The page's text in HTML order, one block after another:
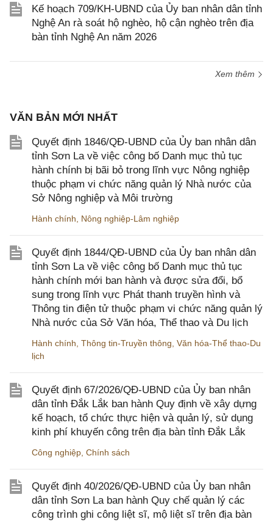
Kế hoạch 709/KH-UBND của Ủy ban nhân dân tỉnh
Nghệ An rà soát hộ nghèo, hộ cận nghèo trên địa
bàn tỉnh Nghệ An năm 2026
Xem thêm
VĂN BẢN MỚI NHẤT
Quyết định 1846/QĐ-UBND của Ủy ban nhân dân
tỉnh Sơn La về việc công bố Danh mục thủ tục
hành chính bị bãi bỏ trong lĩnh vực Nông nghiệp
thuộc phạm vi chức năng quản lý Nhà nước của
Sở Nông nghiệp và Môi trường
Hành chính Nông nghiệp-Lâm nghiệp
Quyết định 1844/QĐ-UBND của Ủy ban nhân dân
tỉnh Sơn La về việc công bố Danh mục thủ tục
hành chính mới ban hành và được sửa đổi, bổ
sung trong lĩnh vực Phát thanh truyền hình và
Thông tin điện tử thuộc phạm vi chức năng quản lý
Nhà nước của Sở Văn hóa, Thể thao và Du lịch
Hành chính Thông tin-Truyền thông Văn hóa-Thể thao-Du
lịch
Quyết định 67/2026/QĐ-UBND của Ủy ban nhân
dân tỉnh Đắk Lắk ban hành Quy định về xây dựng
kế hoạch, tổ chức thực hiện và quản lý, sử dụng
kinh phí khuyến công trên địa bàn tỉnh Đắk Lắk
Công nghiệp Chính sách
Quyết định 40/2026/QĐ-UBND của Ủy ban nhân
dân tỉnh Sơn La ban hành Quy chế quản lý các
công trình ghi công liệt sĩ, mộ liệt sĩ trên địa bàn